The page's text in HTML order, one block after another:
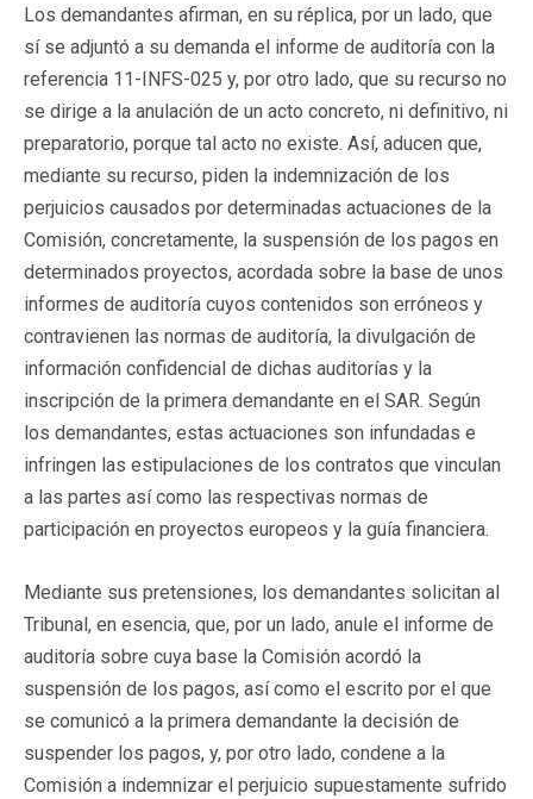
Los demandantes afirman, en su réplica, por un lado, que
sí se adjuntó a su demanda el informe de auditoría con la
referencia 11-INFS-025 y, por otro lado, que su recurso no
se dirige a la anulación de un acto concreto, ni definitivo, ni
preparatorio, porque tal acto no existe. Así, aducen que,
mediante su recurso, piden la indemnización de los
perjuicios causados por determinadas actuaciones de la
Comisión, concretamente, la suspensión de los pagos en
determinados proyectos, acordada sobre la base de unos
informes de auditoría cuyos contenidos son erróneos y
contravienen las normas de auditoría, la divulgación de
información confidencial de dichas auditorías y la
inscripción de la primera demandante en el SAR. Según
los demandantes, estas actuaciones son infundadas e
infringen las estipulaciones de los contratos que vinculan
a las partes así como las respectivas normas de
participación en proyectos europeos y la guía financiera.
Mediante sus pretensiones, los demandantes solicitan al
Tribunal, en esencia, que, por un lado, anule el informe de
auditoría sobre cuya base la Comisión acordó la
suspensión de los pagos, así como el escrito por el que
se comunicó a la primera demandante la decisión de
suspender los pagos, y, por otro lado, condene a la
Comisión a indemnizar el perjuicio supuestamente sufrido